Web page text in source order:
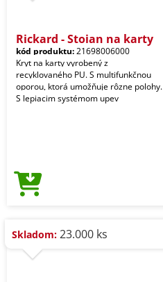
Rickard - Stojan na karty
kód produktu:21698006000
Kryt na karty vyrobený z
recyklovaného PU. S multifunkčnou
oporou, ktorá umožňuje rôzne polohy.
S lepiacim systémom upev
Skladom: 23.000 ks